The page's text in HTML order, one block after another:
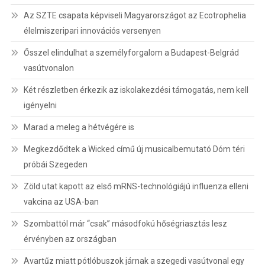
Az SZTE csapata képviseli Magyarországot az Ecotrophelia
élelmiszeripari innovációs versenyen
Ősszel elindulhat a személyforgalom a Budapest-Belgrád
vasútvonalon
Két részletben érkezik az iskolakezdési támogatás, nem kell
igényelni
Marad a meleg a hétvégére is
Megkezdődtek a Wicked című új musicalbemutató Dóm téri
próbái Szegeden
Zöld utat kapott az első mRNS-technológiájú influenza elleni
vakcina az USA-ban
Szombattól már “csak” másodfokú hőségriasztás lesz
érvényben az országban
Avartűz miatt pótlóbuszok járnak a szegedi vasútvonal egy